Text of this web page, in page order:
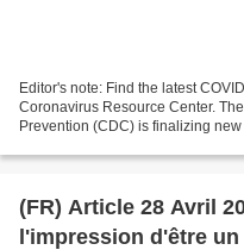
Editor's note: Find the latest
Coronavirus Resource Center.
Prevention (CDC) is finalizing new
(FR) Article 28 Avril
l'impression d'être